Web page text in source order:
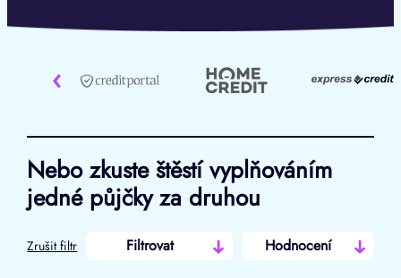
‹
Nebo zkuste štěstí vyplňováním
jedné půjčky za druhou
Zrušit filtr Filtrovat Hodnocení